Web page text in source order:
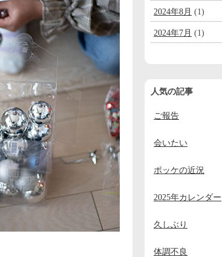
2024年8月 (1)
2024年7月 (1)
2024年4月
2024年3月
2024年2月
2023年11月(2)
2023年10月
人気の記事
ご報告
会いたい
ポッケの近況
2025年カレンダー
久しぶり
体調不良